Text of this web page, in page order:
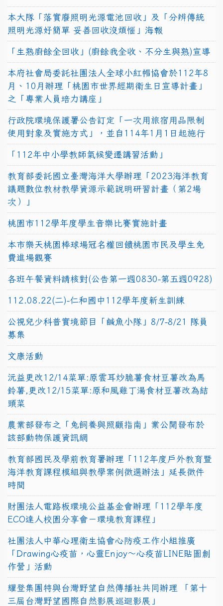
本大隊「落實廢照明光源電池回收」及「分辨傳統
照明光源好簡單 妥善回收沒煩惱」海報
「生熟廚餘全回收」(廚餘我全收、不分生與熟)宣導
本府社會局委託社團法人全球小紅帽協會於112年8
月、10月辦理「桃園市世界經期衛生日宣導計畫」
之「專業人員培力講座」
行政院環境保護署公告訂定「一次用旅宿用品限制
使用對象及實施方式」，並自114年1月1日起施行
「112年中小學教師氣候變遷講習活動」
教育部委託國立臺灣海洋大學辦理「2023海洋教育
議題數位教材教學資源示範說明研習計畫（第2場
次）」
桃園市112學年度學生音樂比賽實施計畫
本市樂天桃園棒球場冠名權回饋桃園市民及學生免
費進場觀賽
各班午餐資料請核對(公告第一週0830-第五週0928)
112.08.22(二)-仁和國中112學年度新生訓練
公視兒少科普實境節目「鹹魚小隊」8/7-8/21 隊員
募集
文康活動
沅益更改12/14菜單:原雲耳炒脆薯食材豆薯改為馬
鈴薯,更改12/15菜單:原和風雞丁湯食材豆薯改為結
頭菜
農業部發布之「兔飼養與照顧指南」業公開發布於
該部動物保護資訊網
教育部國民及學前教育署辦理「112年度戶外教育暨
海洋教育課程模組與教學案例徵選辦法」延長徵件
時間
財團法人電路板環境公益基金會辦理「112學年度
ECO達人校園分享會－環境教育課程」
社團法人中華心理衛生協會心防疫工作小組推廣
「Drawing心疫苗，心靈Enjoy〜心疫苗LINE貼圖創
作營」活動
耀登集團特與台灣野望自然傳播社共同辦理 「第十
三屆台灣野望國際自然影展巡迴影展」